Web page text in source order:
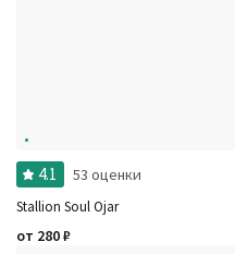
4.1 53 оценки
Stallion Soul Ojar
от 280₽